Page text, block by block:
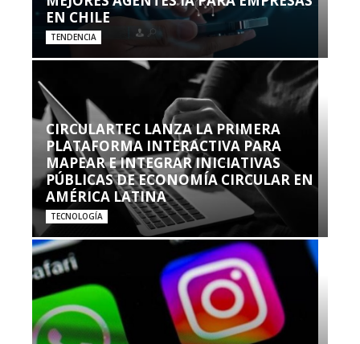
EN CHILE
TENDENCIA
CIRCULARTEC LANZA LA PRIMERA
PLATAFORMA INTERACTIVA PARA
MAPEAR E INTEGRAR INICIATIVAS
PÚBLICAS DE ECONOMÍA CIRCULAR EN
AMÉRICA LATINA
TECNOLOGÍA